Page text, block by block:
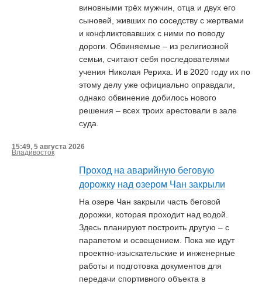
виновными трёх мужчин, отца и двух его
сыновей, живших по соседству с жертвами
и конфликтовавших с ними по поводу
дороги. Обвиняемые – из религиозной
семьи, считают себя последователями
учения Николая Рериха. И в 2020 году их по
этому делу уже официально оправдали,
однако обвинение добилось нового
решения – всех троих арестовали в зале
суда.
15:49, 5 августа 2026
Владивосток
Проход на аварийную беговую
дорожку над озером Чан закрыли
На озере Чан закрыли часть беговой
дорожки, которая проходит над водой.
Здесь планируют построить другую – с
парапетом и освещением. Пока же идут
проектно-изыскательские и инженерные
работы и подготовка документов для
передачи спортивного объекта в